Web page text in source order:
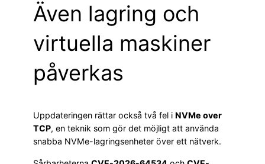
Även lagring och
virtuella maskiner
påverkas
Uppdateringen rättar också två fel i NVMe over
TCP, en teknik som gör det möjligt att använda
snabba NVMe-lagringsenheter över ett nätverk.